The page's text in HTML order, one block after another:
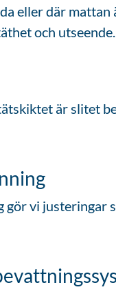
eller där
och utseende.
är slitet
gör vi